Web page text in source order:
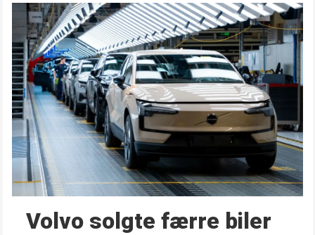
Volvo solgte færre biler